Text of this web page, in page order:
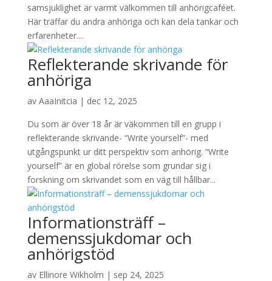
samsjuklighet är varmt välkommen till anhörigcaféet.
Här träffar du andra anhöriga och kan dela tankar och
erfarenheter....
Reflekterande skrivande för
anhöriga
av AaaInitcia | dec 12, 2025
Du som är över 18 år är väkommen till en grupp i
reflekterande skrivande- “Write yourself”- med
utgångspunkt ur ditt perspektiv som anhörig. “Write
yourself” är en global rörelse som grundar sig i
forskning om skrivandet som en väg till hållbar...
Informationsträff –
demenssjukdomar och
anhörigstöd
av Ellinore Wikholm | sep 24, 2025